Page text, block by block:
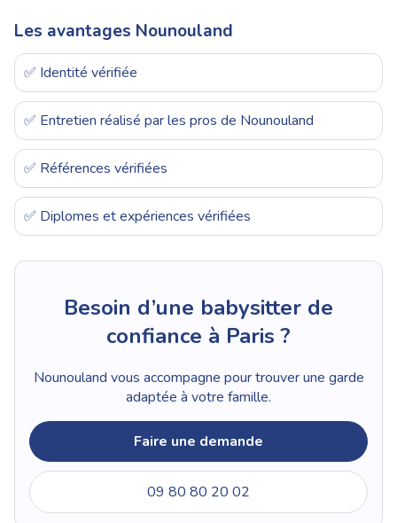
Les avantages Nounouland
✅ Identité vérifiée
✅ Entretien réalisé par les pros de Nounouland
✅ Références vérifiées
✅ Diplomes et expériences vérifiées
Besoin d’une babysitter de
confiance à Paris ?
Nounouland vous accompagne pour trouver une garde
adaptée à votre famille.
Faire une demande
09 80 80 20 02